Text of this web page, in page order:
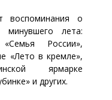
воспоминания о
минувшего лета:
России»,
«Лето в кремле»,
ярмарке
и других.